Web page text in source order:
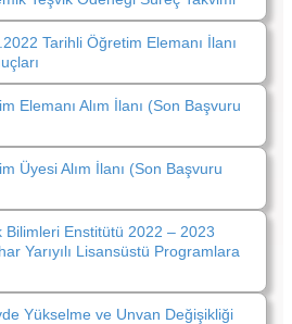
Tarihli Öğretim Elemanı İlanı
Elemanı Alım İlanı (Son Başvuru
Üyesi Alım İlanı (Son Başvuru
Bilimleri Enstitütü 2022 – 2023
Yarıyılı Lisansüstü Programlara
Yükselme ve Unvan Değişikliği